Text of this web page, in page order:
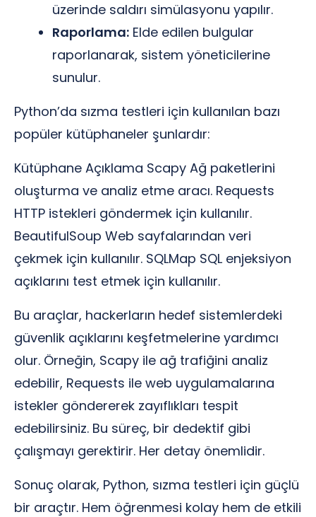
üzerinde saldırı simülasyonu yapılır.
Raporlama: Elde edilen bulgular
raporlanarak, sistem yöneticilerine
sunulur.
Python’da sızma testleri için kullanılan bazı
popüler kütüphaneler şunlardır:
Kütüphane Açıklama Scapy Ağ paketlerini
oluşturma ve analiz etme aracı. Requests
HTTP istekleri göndermek için kullanılır.
BeautifulSoup Web sayfalarından veri
çekmek için kullanılır. SQLMap SQL enjeksiyon
açıklarını test etmek için kullanılır.
Bu araçlar, hackerların hedef sistemlerdeki
güvenlik açıklarını keşfetmelerine yardımcı
olur. Örneğin, Scapy ile ağ trafiğini analiz
edebilir, Requests ile web uygulamalarına
istekler göndererek zayıflıkları tespit
edebilirsiniz. Bu süreç, bir dedektif gibi
çalışmayı gerektirir. Her detay önemlidir.
Sonuç olarak, Python, sızma testleri için güçlü
bir araçtır. Hem öğrenmesi kolay hem de etkili